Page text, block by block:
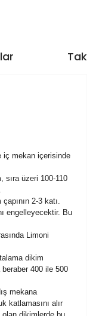
iç mekan içerisinde
sıra üzeri 100-110
2-3 katı.
engelleyecektir. Bu
Limoni
dikim
400 ile 500
mekana
katlamasını alır